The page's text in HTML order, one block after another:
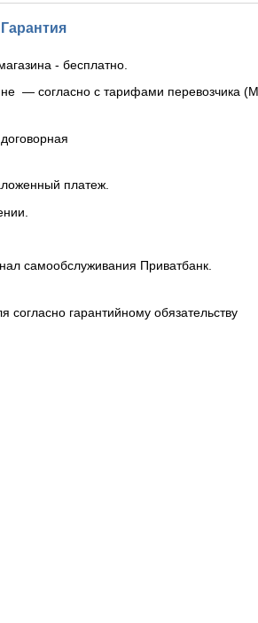
Гарантия
- бесплатно.
— согласно с тарифами перевозчика
платеж.
самообслуживания Приватбанк.
согласно гарантийному обязательству